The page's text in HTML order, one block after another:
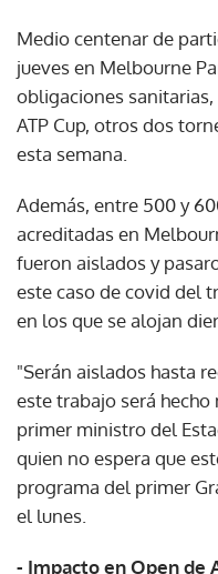
Medio centenar de
jueves en Melbourne
obligaciones
ATP Cup, otros dos
esta semana.
Además, entre 500 y
acreditadas en
fueron aislados y
este caso de covid del
en los que se alojan
"Serán aislados hasta
este trabajo será hecho
primer ministro del
quien no espera que
programa del primer
el lunes.
- Impacto en Open de